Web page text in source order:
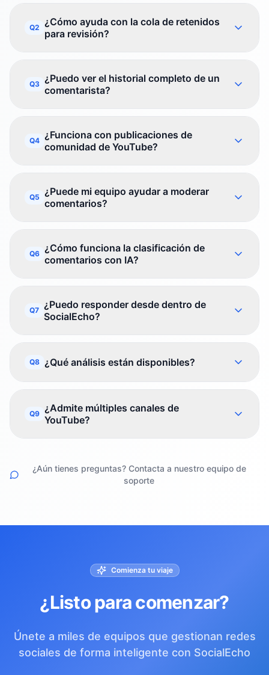
Q2 ¿Cómo ayuda con la cola de retenidos
para revisión?
Q3 ¿Puedo ver el historial completo de un
comentarista?
Q4 ¿Funciona con publicaciones de
comunidad de YouTube?
Q5 ¿Puede mi equipo ayudar a moderar
comentarios?
Q6 ¿Cómo funciona la clasificación de
comentarios con IA?
Q7 ¿Puedo responder desde dentro de
SocialEcho?
Q8 ¿Qué análisis están disponibles?
Q9 ¿Admite múltiples canales de
YouTube?
¿Aún tienes preguntas? Contacta a nuestro equipo de
soporte
Comienza tu viaje
¿Listo para comenzar?
Únete a miles de equipos que gestionan redes
sociales de forma inteligente con SocialEcho